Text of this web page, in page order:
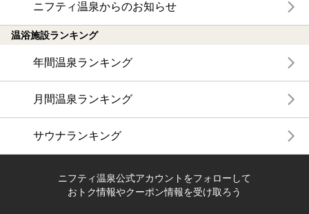
ニフティ温泉からのお知らせ
温浴施設ランキング
年間温泉ランキング
月間温泉ランキング
サウナランキング
ニフティ温泉公式アカウントをフォローして
おトク情報やクーポン情報を受け取ろう